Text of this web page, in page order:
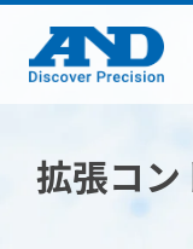
拡張コ